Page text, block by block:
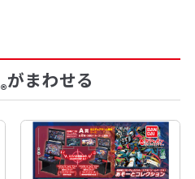
®がまわせる